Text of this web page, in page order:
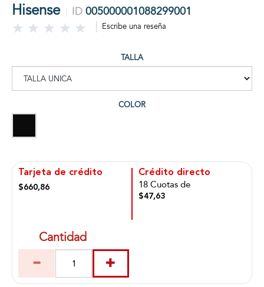
Hisense
ID 005000001088299001
Escribe una reseña
TALLA
COLOR
Tarjeta de crédito
$660,86
Crédito directo
18 Cuotas de
$47,63
Cantidad